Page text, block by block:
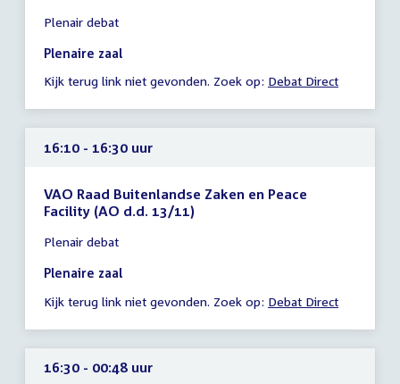
vergadering
14:10
14:20
Plenair debat
Plenaire zaal
Kijk terug link niet gevonden. Zoek op: Debat Direct
16:10 - 16:30 uur
VAO Raad Buitenlandse Zaken en Peace
Facility (AO d.d. 13/11)
vergadering
16:10
16:30
Plenair debat
Plenaire zaal
Kijk terug link niet gevonden. Zoek op: Debat Direct
16:30 - 00:48 uur